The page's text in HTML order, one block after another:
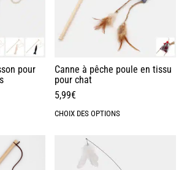
pour
Canne à pêche poule en tissu
pour chat
5,99€
CHOIX DES OPTIONS